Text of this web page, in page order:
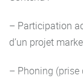
– Participation
d’un projet
– Phoning (prise